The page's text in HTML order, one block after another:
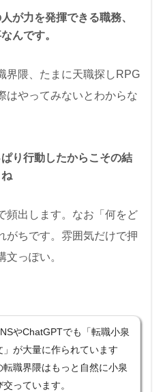
が力を発揮できる職務、
んです。
界隈、たまに天職探しRPG
はやってみないとわからな
り行動したからこその結
頻出します。なお「何をど
がちです。雰囲気だけで押
文っぽい。
やChatGPTでも「転職小泉
」が大量に作られています
転職界隈はもっと自然に小泉
っています。